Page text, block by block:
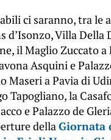
ci saranno, tra le
d’Isonzo, Villa Della
il Maglio Zuccato a
Asquini e
Maseri a Pavia di
Tapogliano, la
e Palazzo de
della Giornata